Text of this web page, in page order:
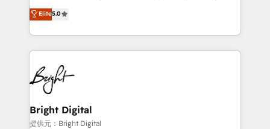
Growth-Driven Design Agency of the Year 🏆2016
Sales Enablement HubSpot Impact Award 🏆2015
HubSpot COS Performance Award 🏆2014 HubSpot
COS Design Award 🏆2013 HubSpot Marketplace
Partner 📆Founded in 1997
and nonprofits — to streamline operations, scale
revenue, and unlock the full potential of HubSpot.
With deep technical and industry expertise, we fuse
automation, integration, and AI innovation to deliver
lasting impact. We specialize in: • Turnkey and end-
to-end HubSpot implementations • Onboarding for
Sales, Service, Marketing & Content Hubs • AI voice
and chat agents, predictive automation, and smart
workflows • Salesforce + HubSpot integration •
Elite5.0
Bright Digital
提供元：Bright Digital